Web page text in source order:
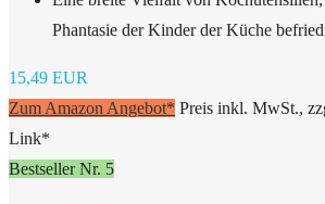
Phantasie der Kinder der Küche
15,49 EUR
Zum Amazon Angebot* Preis inkl. MwSt.,
Link*
Bestseller Nr. 5